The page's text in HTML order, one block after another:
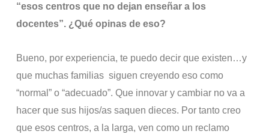
“esos centros que no dejan enseñar a los
docentes”. ¿Qué opinas de eso?
Bueno, por experiencia, te puedo decir que existen…y
que muchas familias siguen creyendo eso como
“normal” o “adecuado”. Que innovar y cambiar no va a
hacer que sus hijos/as saquen dieces. Por tanto creo
que esos centros, a la larga, ven como un reclamo